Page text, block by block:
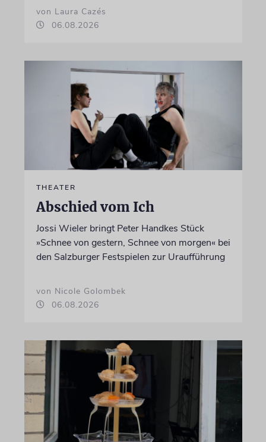
von Laura Cazés
06.08.2026
THEATER
Abschied vom Ich
Jossi Wieler bringt Peter Handkes Stück
»Schnee von gestern, Schnee von morgen« bei
den Salzburger Festspielen zur Uraufführung
von Nicole Golombek
06.08.2026